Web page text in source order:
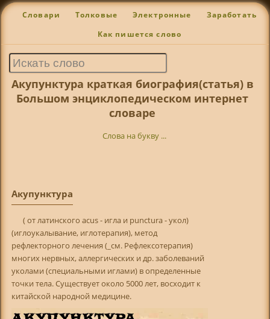
Словари Толковые Электронные Заработать
Как пишется слово
Акупунктура краткая биография(статья) в
Большом энциклопедическом интернет
словаре
Слова на букву ...
Акупунктура
( от латинского acus - игла и punctura - укол)
(иглоукалывание, иглотерапия), метод
рефлекторного лечения (_см. Рефлексотерапия)
многих нервных, аллергических и др. заболеваний
уколами (специальными иглами) в определенные
точки тела. Существует около 5000 лет, восходит к
китайской народной медицине.